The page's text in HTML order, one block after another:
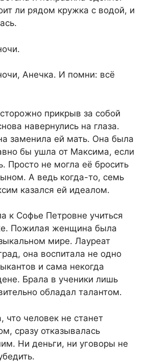
ли рядом кружка с водой, и
Анечка. И помни: всё
прикрыв за собой
навернулись на глаза.
заменила ей мать. Она была
бы ушла от Максима, если
Просто не могла её бросить
А ведь когда-то, семь
казался ей идеалом.
к Софье Петровне учиться
Пожилая женщина была
мире. Лауреат
она воспитала не одно
и сама некогда
Брала в ученики лишь
обладал талантом.
что человек не станет
сразу отказывалась
Ни деньги, ни уговоры не